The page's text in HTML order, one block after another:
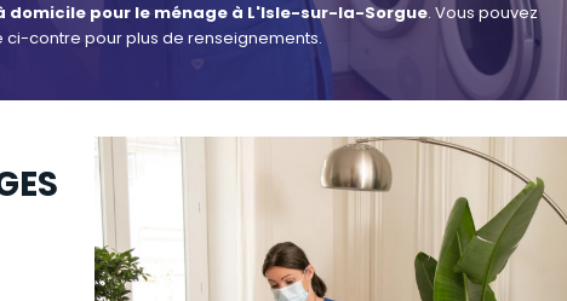
domicile pour le ménage à L'Isle-sur-la-Sorgue. Vous pouvez
contre pour plus de renseignements.